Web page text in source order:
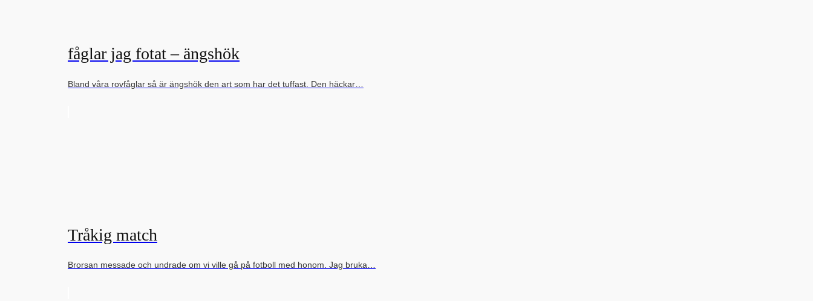
fåglar jag fotat – ängshök
Bland våra rovfåglar så är ängshök den art som har det tuffast. Den häckar…
Tråkig match
Brorsan messade och undrade om vi ville gå på fotboll med honom. Jag bruka…